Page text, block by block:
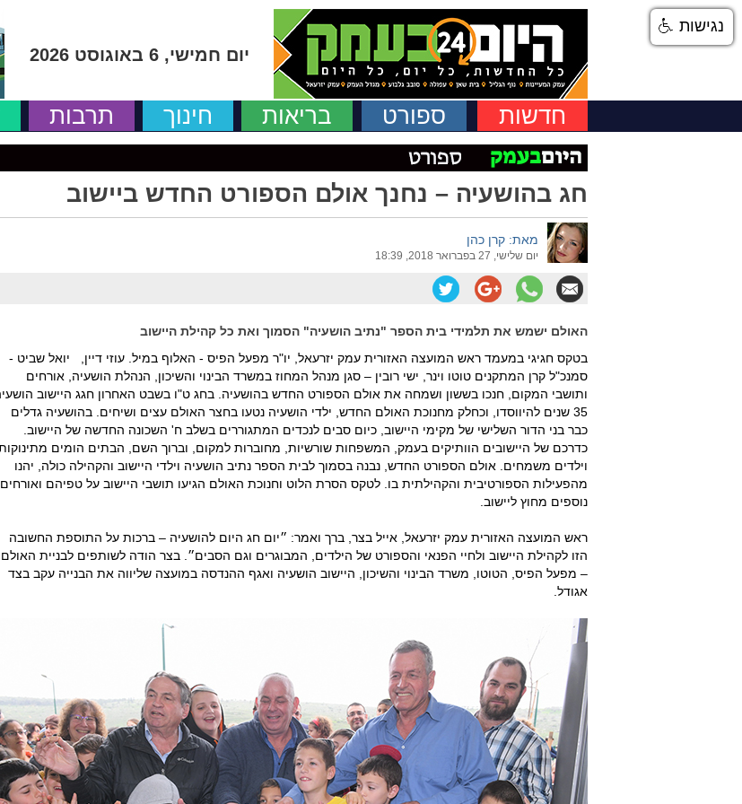
יום חמישי, 6 באוגוסט 2026
חדשות ספורט בריאות חינוך תרבות
חג בהושעיה – נחנך אולם הספורט החדש ביישוב
מאת: קרן כהן
יום שלישי, 27 בפברואר 2018, 18:39
האולם ישמש את תלמידי בית הספר "נתיב הושעיה" הסמוך ואת כל קהילת היישוב
בטקס חגיגי במעמד ראש המועצה האזורית עמק יזרעאל, יו"ר מפעל הפיס - האלוף במיל. עוזי דיין, יואל שביט -
סמנכ"ל קרן המתקנים טוטו וינר, ישי רובין – סגן מנהל המחוז במשרד הבינוי והשיכון, הנהלת הושעיה, אורחים
ותושבי המקום, חנכו בששון ושמחה את אולם הספורט החדש בהושעיה. בחג ט"ו בשבט האחרון חגג היישוב
35 שנים להיווסדו, וכחלק מחנוכת האולם החדש, ילדי הושעיה נטעו בחצר האולם עצים ושיחים. בהושעיה גדלים
כבר בני הדור השלישי של מקימי היישוב, כיום סבים לנכדים המתגוררים בשלב ח' השכונה החדשה של היישוב.
כדרכם של היישובים הוותיקים בעמק, המשפחות שורשיות, מחוברות למקום, וברוך השם, הבתים הומים
וילדים משמחים. אולם הספורט החדש, נבנה בסמוך לבית הספר נתיב הושעיה וילדי היישוב והקהילה כולה, יהנו
מהפעילות הספורטיבית והקהילתית בו. לטקס הסרת הלוט וחנוכת האולם הגיעו תושבי היישוב על טפיהם ואורחים
נוספים מחוץ ליישוב.
ראש המועצה האזורית עמק יזרעאל, אייל בצר, ברך ואמר: ״יום חג היום להושעיה – ברכות על התוספת החשובה
הזו לקהילת היישוב ולחיי הפנאי והספורט של הילדים, המבוגרים וגם הסבים״. בצר הודה לשותפים לבניית האולם
– מפעל הפיס, הטוטו, משרד הבינוי והשיכון, היישוב הושעיה ואגף ההנדסה במועצה שליווה את הבנייה עקב בצד
אגודל.
נגישות